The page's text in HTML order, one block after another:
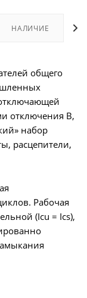
НАЛИЧИЕ
общего
отключения B,
набор
расцепители,
Рабочая
(Icu = Ics),